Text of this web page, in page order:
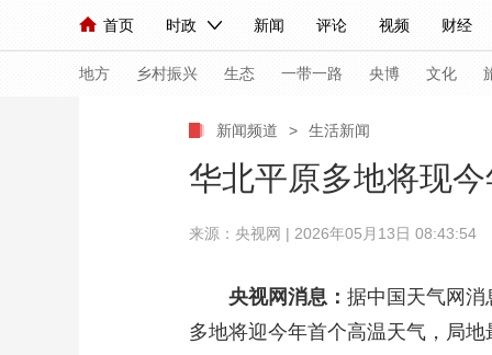
首页 时政 新闻 评论 视频 财经
人民领袖习近平 联播+ 中国领导人 央视快评 习
直播 栏目大全 节目单 听音 微视频
海外频道 iPanda English Монгол
地方 乡村振兴 生态 一带一路 央博 文化
联播+ 热解读 天天学习
小央视频 小央直播 直播中国 熊
新闻频道 > 生活新闻
华北平原多地将现
来源：央视网 | 2026年05月13日 08:43:54
央视网消息： 据中国天气网
多地将迎今年首个高温天气，局